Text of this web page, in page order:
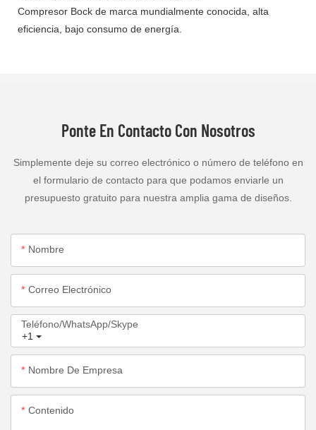
Compresor Bock de marca mundialmente conocida, alta
eficiencia, bajo consumo de energía.
Ponte En Contacto Con Nosotros
Simplemente deje su correo electrónico o número de teléfono en
el formulario de contacto para que podamos enviarle un
presupuesto gratuito para nuestra amplia gama de diseños.
Nombre
Correo Electrónico
+1
Teléfono/WhatsApp/Skype
Nombre De Empresa
Contenido